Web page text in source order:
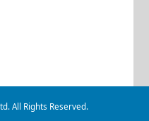
All Rights Reserved.